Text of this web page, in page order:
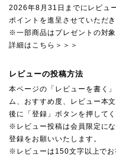
2026年8月31日までにレビュ
ポイントを進呈させていただき
※一部商品はプレゼントの対象
詳細はこちら＞＞＞
レビューの投稿方法
本ページの「レビューを書く
ム、おすすめ度、レビュー本
後に「登録」ボタンを押してく
※レビュー投稿は会員限定に
登録をお願いいたします。
※レビューは150文字以上でお